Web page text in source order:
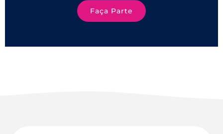
Faça Parte